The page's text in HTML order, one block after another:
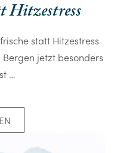
Hitzestress
statt Hitzestress
jetzt besonders
…